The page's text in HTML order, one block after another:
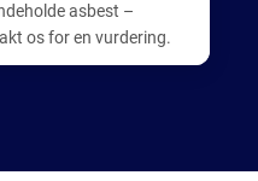
asbest –
os for en vurdering.